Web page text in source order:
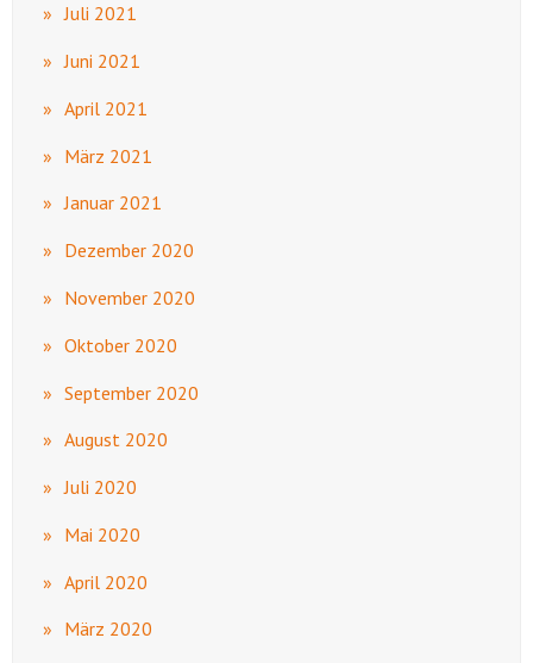
Juli 2021
Juni 2021
April 2021
März 2021
Januar 2021
Dezember 2020
November 2020
Oktober 2020
September 2020
August 2020
Juli 2020
Mai 2020
April 2020
März 2020